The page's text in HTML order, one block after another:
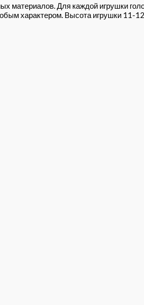
материалов. Для каждой игрушки
характером. Высота игрушки 11-